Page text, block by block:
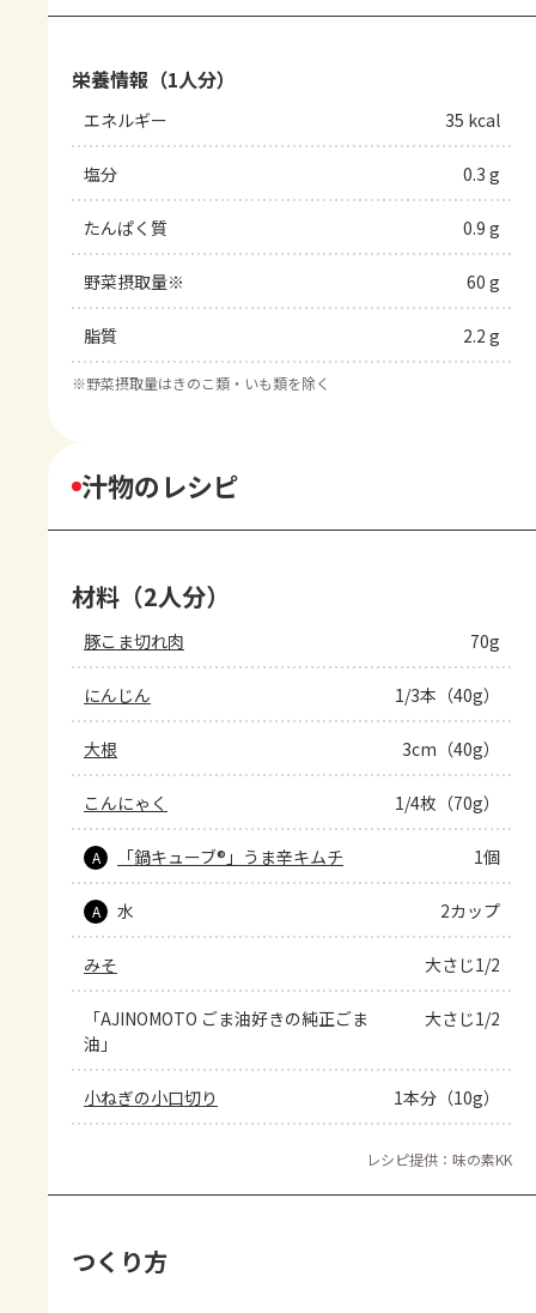
栄養情報（1人分）
エネルギー 35 kcal
塩分 0.3 g
たんぱく質 0.9 g
野菜摂取量※ 60 g
脂質 2.2 g
※野菜摂取量はきのこ類・いも類を除く
汁物のレシピ
材料（2人分）
豚こま切れ肉 70g
にんじん 1/3本（40g）
大根 3cm（40g）
こんにゃく 1/4枚（70g）
A 「鍋キューブ®」うま辛キムチ 1個
A 水 2カップ
みそ 大さじ1/2
「AJINOMOTO ごま油好きの純正ごま
油」
大さじ1/2
小ねぎの小口切り 1本分（10g）
レシピ提供：味の素KK
つくり方